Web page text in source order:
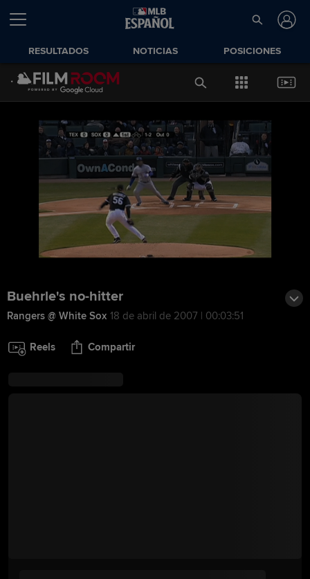
RESULTADOS NOTICIAS POSICIONES
Buehrle's no-hitter
Rangers @ White Sox 18 de abril de 2007 | 00:03:51
Reels Compartir